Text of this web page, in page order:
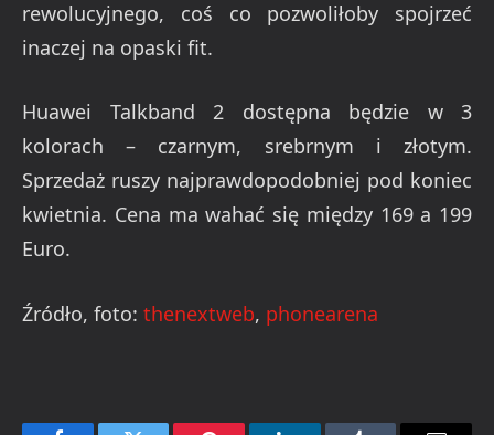
rewolucyjnego, coś co pozwoliłoby spojrzeć
inaczej na opaski fit.
Huawei Talkband 2 dostępna będzie w 3
kolorach – czarnym, srebrnym i złotym.
Sprzedaż ruszy najprawdopodobniej pod koniec
kwietnia. Cena ma wahać się między 169 a 199
Euro.
Źródło, foto: thenextweb, phonearena